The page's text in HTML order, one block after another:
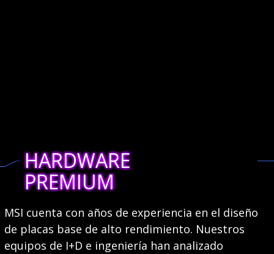
HARDWARE
PREMIUM
MSI cuenta con años de experiencia en el diseño
de placas base de alto rendimiento. Nuestros
equipos de I+D e ingeniería han analizado